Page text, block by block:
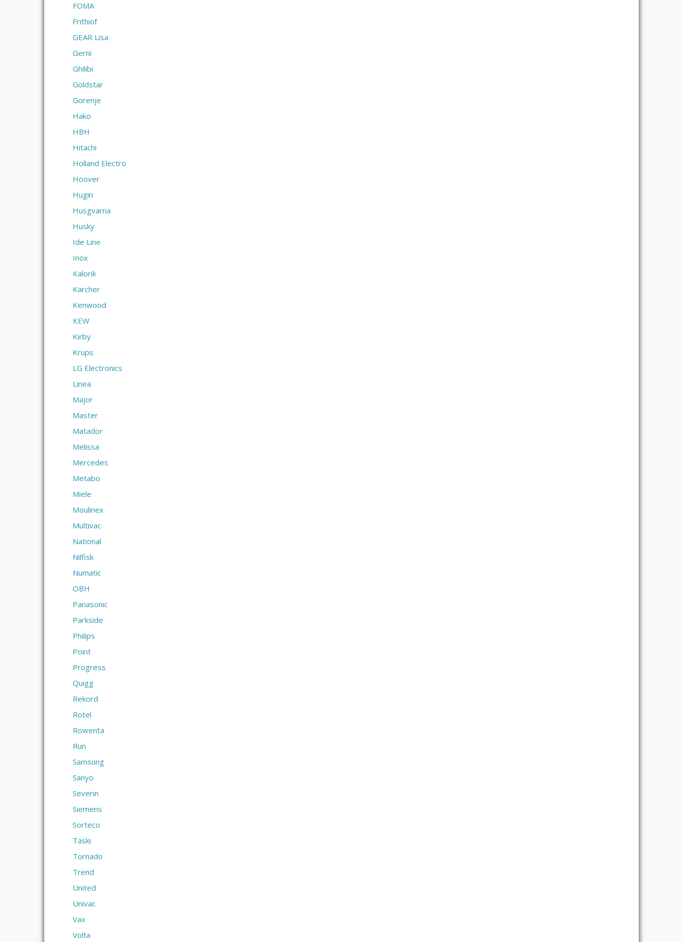
FOMA
Frithiof
GEAR Lisa
Gerni
Ghilibi
Goldstar
Gorenje
Hako
HBH
Hitachi
Holland Electro
Hoover
Hugin
Husgvarna
Husky
Ide Line
Inox
Kalorik
Kärcher
Kenwood
KEW
Kirby
Krups
LG Electronics
Linea
Major
Master
Matador
Melissa
Mercedes
Metabo
Miele
Moulinex
Multivac
National
Nilfisk
Numatic
OBH
Panasonic
Parkside
Philips
Point
Progress
Quigg
Rekord
Rotel
Rowenta
Run
Samsung
Sanyo
Severin
Siemens
Sorteco
Taski
Tornado
Trend
United
Univac
Vax
Volta